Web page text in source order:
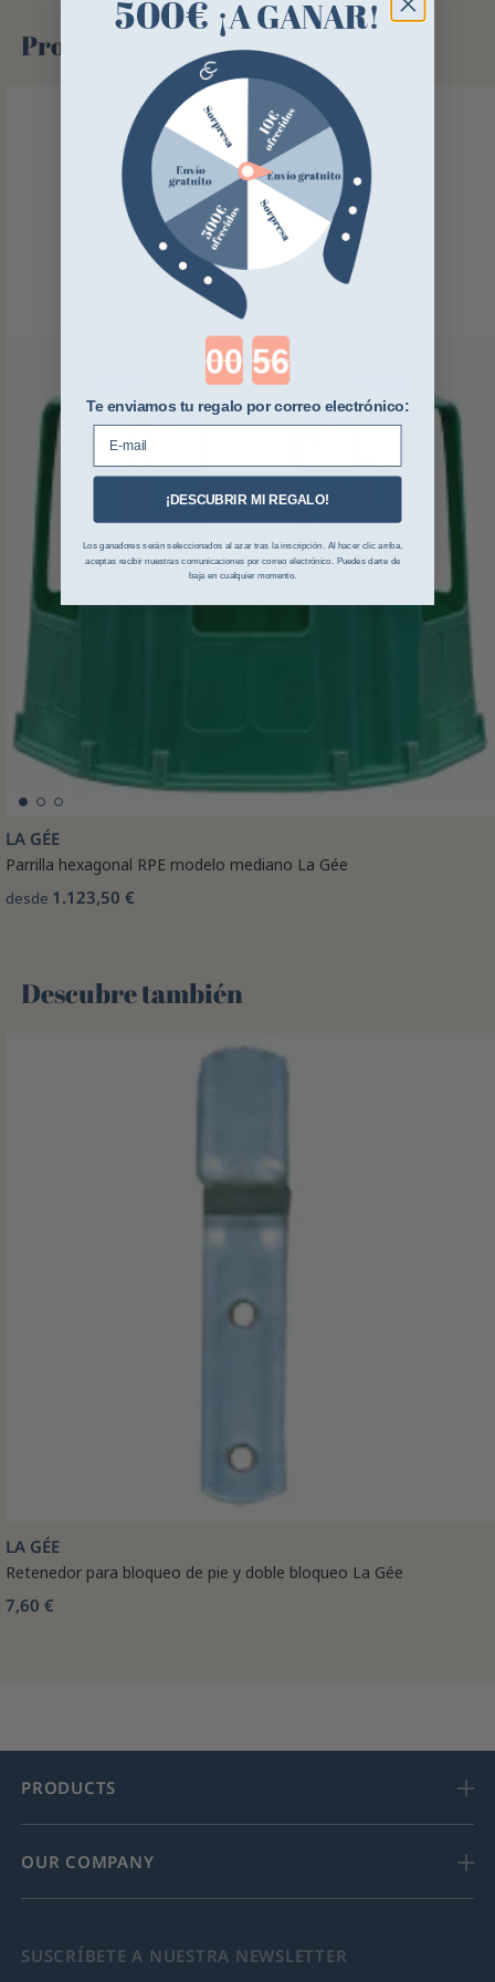
Productos similares
LA GÉE
Parrilla hexagonal RPE modelo mediano La Gée
desde 1.123,50 €
Descubre también 🌻
LA GÉE
Retenedor para bloqueo de pie y doble bloqueo La Gée
7,60 €
PRODUCTS
OUR COMPANY
SUSCRÍBETE A NUESTRA NEWSLETTER
500€ ¡A GANAR!
Countdown ends in:
Te enviamos tu regalo por correo electrónico:
E-mail
¡DESCUBRIR MI REGALO!
Los ganadores serán seleccionados al azar tras la inscripción. Al hacer clic arriba,
aceptas recibir nuestras comunicaciones por correo electrónico. Puedes darte de
baja en cualquier momento.